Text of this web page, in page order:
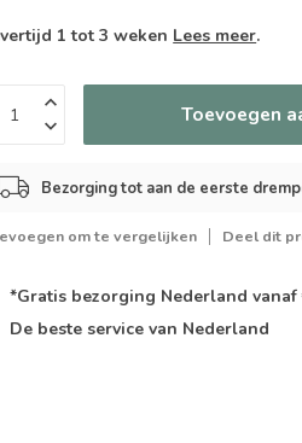
1 tot 3 weken Lees meer.
Toevoegen
Bezorging tot aan de eerste
om te vergelijken Deel dit
*Gratis bezorging Nederland vanaf
De beste service van Nederland